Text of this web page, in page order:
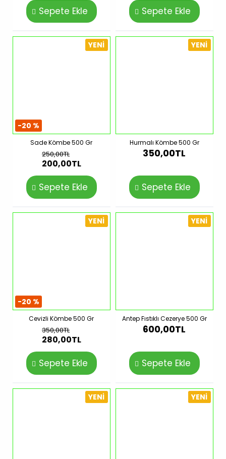
Sepete Ekle Sepete Ekle
YENI
-20 %
Sade Kömbe 500 Gr
200,00TL
250,00TL
Sepete Ekle
YENI
Hurmalı Kömbe 500 Gr
350,00TL
Sepete Ekle
YENI
-20 %
Cevizli Kömbe 500 Gr
280,00TL
350,00TL
Sepete Ekle
YENI
Antep Fıstıklı Cezerye 500 Gr
600,00TL
Sepete Ekle
YENI YENI